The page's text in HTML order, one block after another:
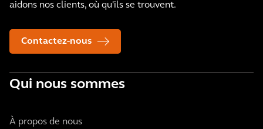
aidons nos clients, où qu'ils se trouvent.
Contactez-nous
Qui nous sommes
À propos de nous